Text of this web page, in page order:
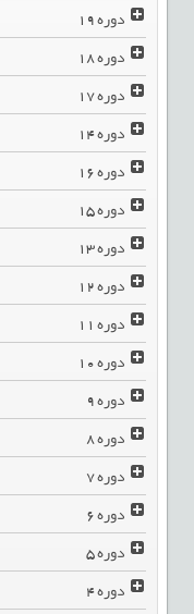
دوره19
دوره18
دوره17
دوره14
دوره16
دوره15
دوره13
دوره12
دوره11
دوره10
دوره9
دوره8
دوره7
دوره6
دوره5
دوره4